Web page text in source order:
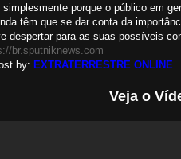
porque o público em
têm que se dar conta da
despertar para as suas possíveis
br.sputniknews.com
by: EXTRATERRESTRE ONLINE
Veja o